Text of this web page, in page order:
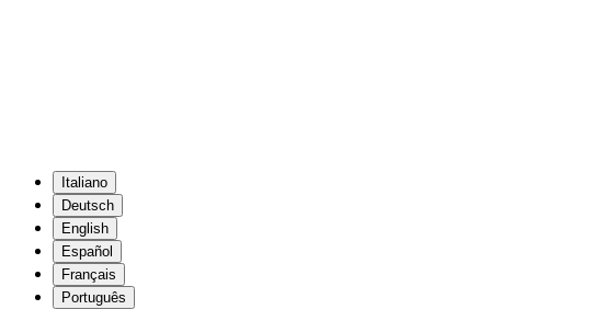
Italiano
Deutsch
English
Español
Français
Português